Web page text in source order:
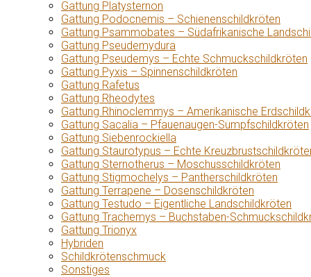
Gattung Platysternon
Gattung Podocnemis – Schienenschildkröten
Gattung Psammobates – Südafrikanische
Gattung Pseudemydura
Gattung Pseudemys – Echte Schmuckschildkröten
Gattung Pyxis – Spinnenschildkröten
Gattung Rafetus
Gattung Rheodytes
Gattung Rhinoclemmys – Amerikanische
Gattung Sacalia – Pfauenaugen-Sumpfschildkröten
Gattung Siebenrockiella
Gattung Staurotypus – Echte
Gattung Sternotherus – Moschusschildkröten
Gattung Stigmochelys – Pantherschildkröten
Gattung Terrapene – Dosenschildkröten
Gattung Testudo – Eigentliche Landschildkröten
Gattung Trachemys – Buchstaben-
Gattung Trionyx
Hybriden
Schildkrötenschmuck
Sonstiges